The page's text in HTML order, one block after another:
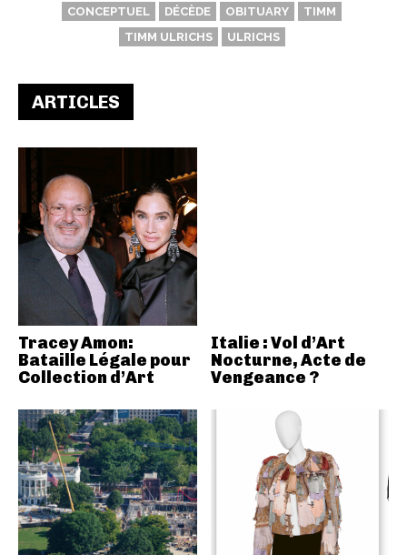
CONCEPTUEL
DÉCÈDE OBITUARY
TIMM
TIMM ULRICHS
ULRICHS
ARTICLES
Tracey Amon:
Bataille Légale pour
Collection d’Art
Italie : Vol d’Art
Nocturne, Acte de
Vengeance ?